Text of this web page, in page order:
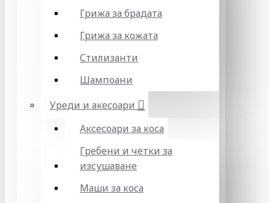
Грижа за брадата
Грижа за кожата
Стилизанти
Шампоани
Уреди и акесоари
Аксесоари за коса
Гребени и четки за
изсушаване
Маши за коса